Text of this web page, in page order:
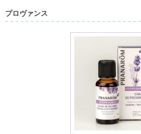
プロヴァンス